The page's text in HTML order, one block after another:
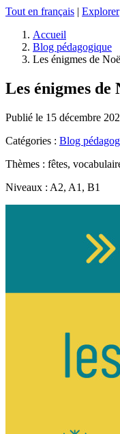
Tout en français | Explorer
Accueil
Blog pédagogique
Les énigmes de
Les énigmes de
Publié le 15 décembre
Catégories : Blog
Thèmes : fêtes,
Niveaux : A2, A1, B1